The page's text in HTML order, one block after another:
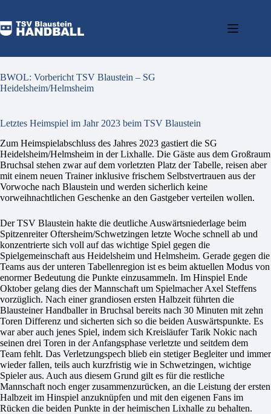
BWOL: Vorbericht TSV Blaustein – SG
Heidelsheim/Helmsheim
Letztes Heimspiel im Jahr 2023 beim TSV Blaustein
Zum Heimspielabschluss des Jahres 2023 gastiert die SG
Heidelsheim/Helmsheim in der Lixhalle. Die Gäste aus dem Großraum
Bruchsal stehen zwar auf dem vorletzten Platz der Tabelle, reisen aber
mit einem neuen Trainer inklusive frischem Selbstvertrauen aus der
Vorwoche nach Blaustein und werden sicherlich keine
vorweihnachtlichen Geschenke an den Gastgeber verteilen wollen.
Der TSV Blaustein hakte die deutliche Auswärtsniederlage beim
Spitzenreiter Oftersheim/Schwetzingen letzte Woche schnell ab und
konzentrierte sich voll auf das wichtige Spiel gegen die
Spielgemeinschaft aus Heidelsheim und Helmsheim. Gerade gegen die
Teams aus der unteren Tabellenregion ist es beim aktuellen Modus von
enormer Bedeutung die Punkte einzusammeln. Im Hinspiel Ende
Oktober gelang dies der Mannschaft um Spielmacher Axel Steffens
vorzüglich. Nach einer grandiosen ersten Halbzeit führten die
Blausteiner Handballer in Bruchsal bereits nach 30 Minuten mit zehn
Toren Differenz und sicherten sich so die beiden Auswärtspunkte. Es
war aber auch jenes Spiel, indem sich Kreisläufer Tarik Nokic nach
seinen drei Toren in der Anfangsphase verletzte und seitdem dem
Team fehlt. Das Verletzungspech blieb ein stetiger Begleiter und immer
wieder fallen, teils auch kurzfristig wie in Schwetzingen, wichtige
Spieler aus. Auch aus diesem Grund gilt es für die restliche
Mannschaft noch enger zusammenzurücken, an die Leistung der ersten
Halbzeit im Hinspiel anzuknüpfen und mit den eigenen Fans im
Rücken die beiden Punkte in der heimischen Lixhalle zu behalten.